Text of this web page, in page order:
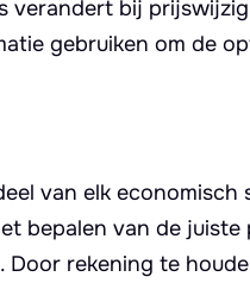
verandert bij
gebruiken om de
van elk
bepalen van de
rekening te